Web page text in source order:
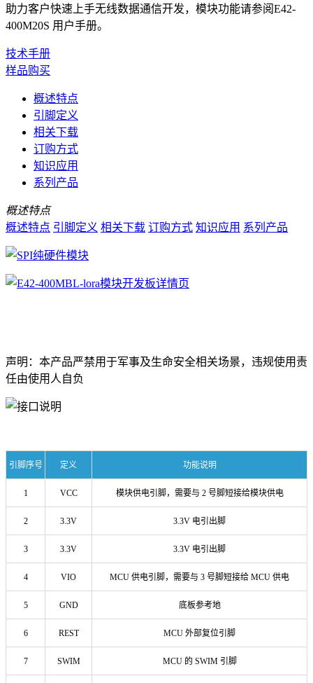
助力客户快速上手无线数据通信开发，模块功能请参阅E42-
400M20S 用户手册。
技术手册
样品购买
概述特点
引脚定义
相关下载
订购方式
知识应用
系列产品
概述特点
概述特点 引脚定义 相关下载 订购方式 知识应用 系列产品
声明：本产品严禁用于军事及生命安全相关场景，违规使用责
任由使用人自负
引脚序号 定义 功能说明
1 VCC 模块供电引脚，需要与 2 号脚短接给模块供电
2 3.3V 3.3V 电引出脚
3 3.3V 3.3V 电引出脚
4 VIO MCU 供电引脚，需要与 3 号脚短接给 MCU 供电
5 GND 底板参考地
6 REST MCU 外部复位引脚
7 SWIM MCU 的 SWIM 引脚